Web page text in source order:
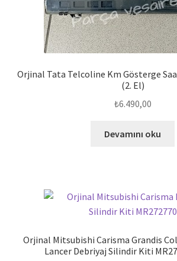
Orjinal Tata Telcoline Km Gösterge
(2. El)
₺6.490,00
Devamını oku
Orjinal Mitsubishi Carisma Grandis
Lancer Debriyaj Silindir Kiti